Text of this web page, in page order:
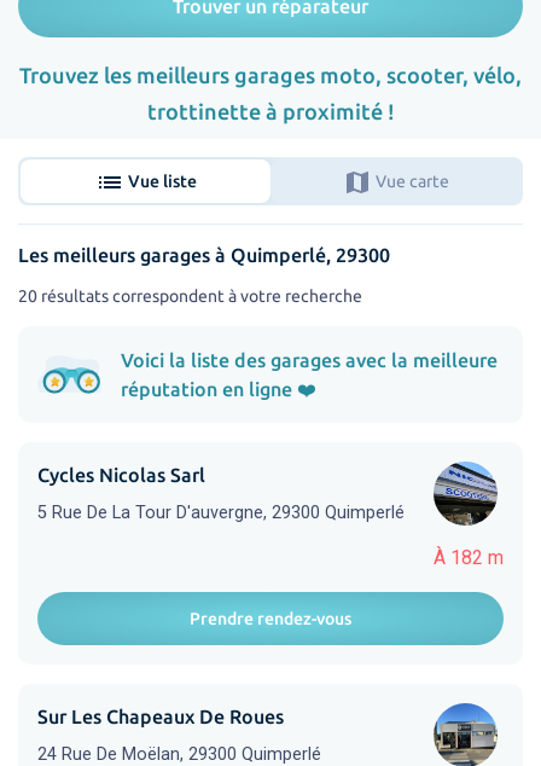
Trouver un réparateur
Trouvez les meilleurs garages moto, scooter, vélo,
trottinette à proximité !
list Vue liste map Vue carte
Les meilleurs garages à Quimperlé, 29300
20 résultats correspondent à votre recherche
Voici la liste des garages avec la meilleure
réputation en ligne ❤️
À 182 m
Cycles Nicolas Sarl
5 Rue De La Tour D'auvergne, 29300 Quimperlé
Prendre rendez-vous
Sur Les Chapeaux De Roues
24 Rue De Moëlan, 29300 Quimperlé